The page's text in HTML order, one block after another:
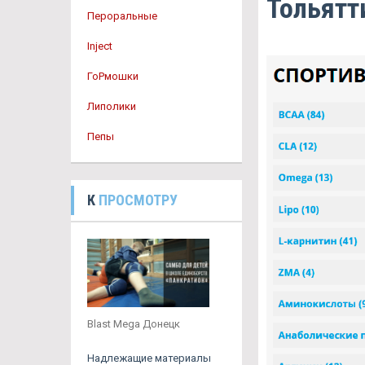
Пероральные
Inject
ГоРмошки
Липолики
Пепы
К ПРОСМОТРУ
Blast Mega Донецк
Надлежащие материалы